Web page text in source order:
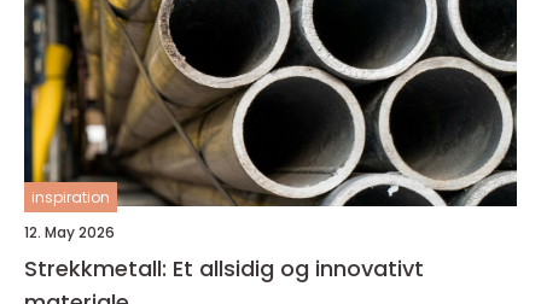
inspiration
12. May 2026
Strekkmetall: Et allsidig og innovativt